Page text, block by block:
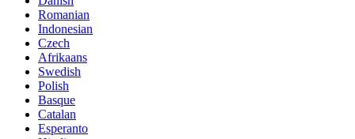
Romanian
Indonesian
Czech
Afrikaans
Swedish
Polish
Basque
Catalan
Esperanto